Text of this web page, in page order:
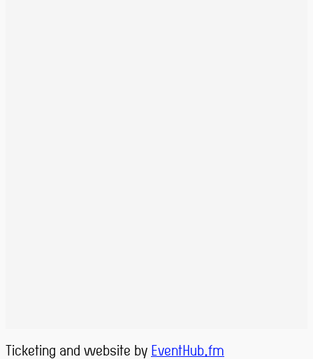
Ticketing and website by EventHub.fm